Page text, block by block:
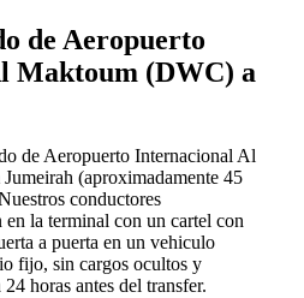
de Aeropuerto
Maktoum (DWC) a
de Aeropuerto Internacional Al
(aproximadamente 45
conductores
en la terminal con un cartel con
a puerta en un vehiculo
fijo, sin cargos ocultos y
horas antes del transfer.